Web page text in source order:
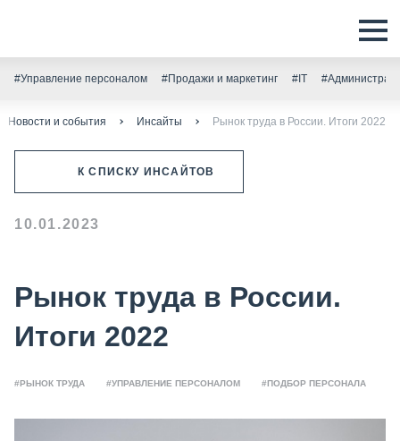
#Управление персоналом #Продажи и маркетинг #IT
Новости и события Инсайты Рынок труда в России. Итоги 2022
К СПИСКУ ИНСАЙТОВ
10.01.2023
Рынок труда в России.
Итоги 2022
#РЫНОК ТРУДА #УПРАВЛЕНИЕ ПЕРСОНАЛОМ #ПОДБОР ПЕРСОНАЛА